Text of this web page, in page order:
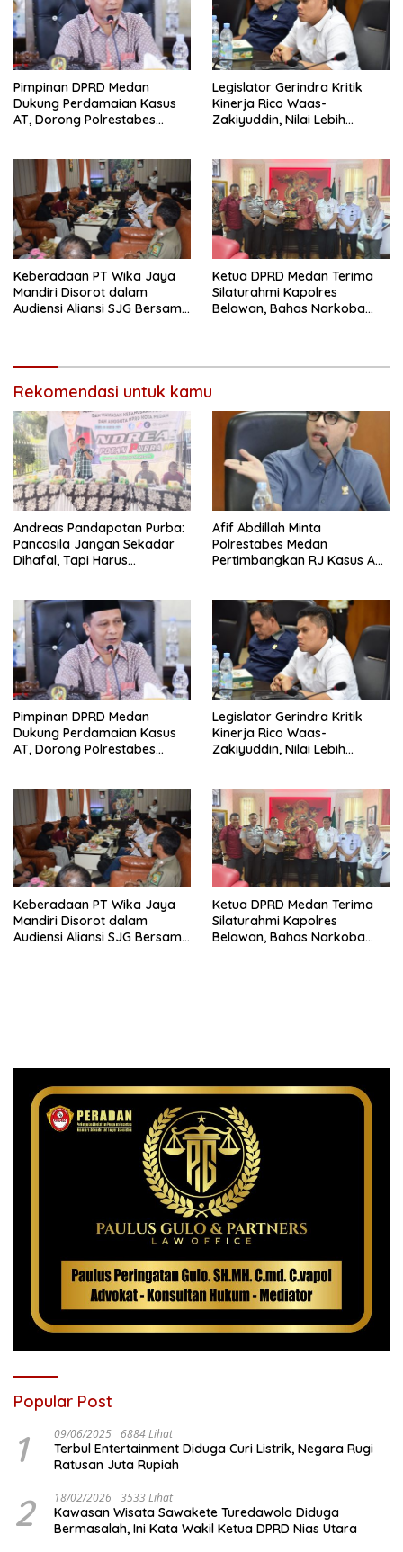
Pimpinan DPRD Medan
Dukung Perdamaian Kasus
AT, Dorong Polrestabes
Legislator Gerindra Kritik
Kinerja Rico Waas-
Zakiyuddin, Nilai Lebih
Keluhan Warga
Keberadaan PT Wika Jaya
Mandiri Disorot dalam
Audiensi Aliansi SJG Bersama
Ketua DPRD Medan Terima
Silaturahmi Kapolres
Belawan, Bahas Narkoba
Rekomendasi untuk kamu
Andreas Pandapotan Purba:
Pancasila Jangan Sekadar
Dihafal, Tapi Harus
Afif Abdillah Minta
Polrestabes Medan
Pertimbangkan RJ Kasus AT
Pimpinan DPRD Medan
Dukung Perdamaian Kasus
AT, Dorong Polrestabes
Legislator Gerindra Kritik
Kinerja Rico Waas-
Zakiyuddin, Nilai Lebih
Keluhan Warga
Keberadaan PT Wika Jaya
Mandiri Disorot dalam
Audiensi Aliansi SJG Bersama
Ketua DPRD Medan Terima
Silaturahmi Kapolres
Belawan, Bahas Narkoba
Popular Post
1 09/06/2025 6884 Lihat
Terbul Entertainment Diduga Curi Listrik, Negara Rugi
Ratusan Juta Rupiah
2 18/02/2026 3533 Lihat
Kawasan Wisata Sawakete Turedawola Diduga
Bermasalah, Ini Kata Wakil Ketua DPRD Nias Utara